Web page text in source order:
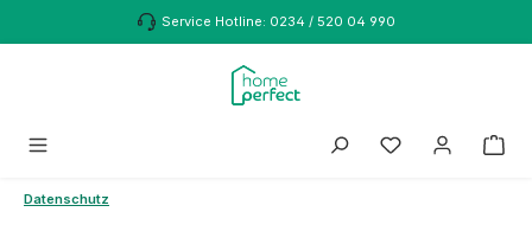
Zum Hauptinhalt springenService Hotline: 0234 / 520 04 990
Datenschutz